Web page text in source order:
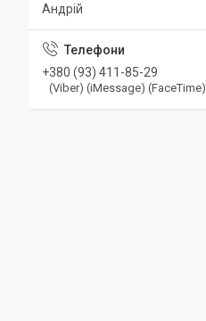
Андрій
+380 (93) 411-85-29
(Viber) (iMessage) (FaceTime)